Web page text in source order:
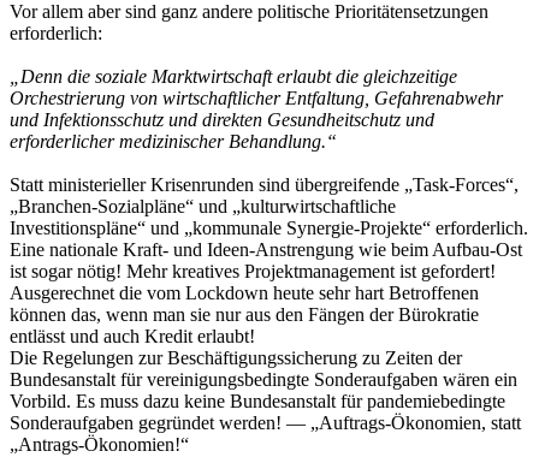
Vor allem aber sind ganz andere politische Prioritätensetzungen
erforderlich:
„Denn die soziale Marktwirtschaft erlaubt die gleichzeitige
Orchestrierung von wirtschaftlicher Entfaltung, Gefahrenabwehr
und Infektionsschutz und direkten Gesundheitschutz und
erforderlicher medizinischer Behandlung.“
Statt ministerieller Krisenrunden sind übergreifende „Task-Forces“,
„Branchen-Sozialpläne“ und „kulturwirtschaftliche
Investitionspläne“ und „kommunale Synergie-Projekte“ erforderlich.
Eine nationale Kraft- und Ideen-Anstrengung wie beim Aufbau-Ost
ist sogar nötig! Mehr kreatives Projektmanagement ist gefordert!
Ausgerechnet die vom Lockdown heute sehr hart Betroffenen
können das, wenn man sie nur aus den Fängen der Bürokratie
entlässt und auch Kredit erlaubt!
Die Regelungen zur Beschäftigungssicherung zu Zeiten der
Bundesanstalt für vereinigungsbedingte Sonderaufgaben wären ein
Vorbild. Es muss dazu keine Bundesanstalt für pandemiebedingte
Sonderaufgaben gegründet werden! — „Auftrags-Ökonomien, statt
„Antrags-Ökonomien!“